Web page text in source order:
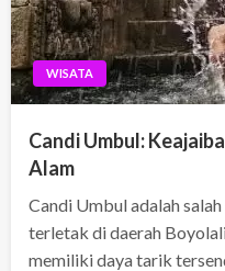
WISATA
Candi Umbul:
Alam
Candi Umbul adalah
terletak di daerah
memiliki daya tarik